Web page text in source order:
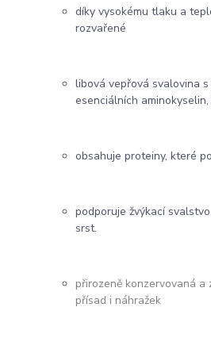
díky vysokému tlaku a
rozvařené
libová vepřová svalovina
esenciálních
obsahuje proteiny, které
podporuje žvýkací
srst.
přirozeně konzervovaná a
přísad i náhražek